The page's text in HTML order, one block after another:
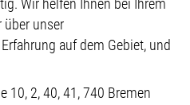
Wir helfen Ihnen bei Ihrem
über unser
auf dem Gebiet, und
10, 2, 40, 41, 740 Bremen